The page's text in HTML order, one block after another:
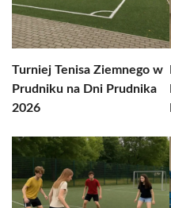
Turniej Tenisa Ziemnego w
Prudniku na Dni Prudnika
2026